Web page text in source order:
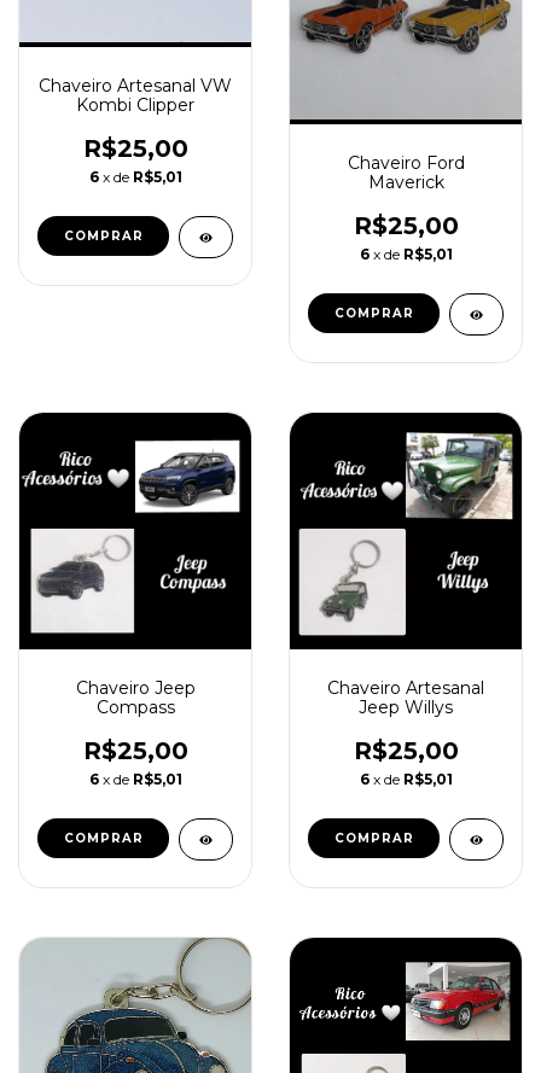
Chaveiro Artesanal VW
Kombi Clipper
R$25,00
6 x de R$5,01
Chaveiro Ford
Maverick
R$25,00
6 x de R$5,01
Chaveiro Jeep
Compass
R$25,00
6 x de R$5,01
Chaveiro Artesanal
Jeep Willys
R$25,00
6 x de R$5,01
COMPRAR